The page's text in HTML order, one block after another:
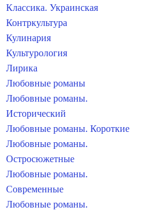
Классика. Украинская
Контркультура
Кулинария
Культурология
Лирика
Любовные романы
Любовные романы.
Исторический
Любовные романы. Короткие
Любовные романы.
Остросюжетные
Любовные романы.
Современные
Любовные романы.